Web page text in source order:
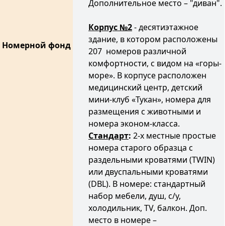
Номерной фонд
Дополнительное место – "диван".
Корпус №2- десятиэтажное
здание, в котором расположены
207 номеров различной
комфортности, с видом на «горы-
море». В корпусе расположен
медицинский центр, детский
мини-клуб «Тукан», номера для
размещения с животными и
номера эконом-класса.
Стандарт: 2-х местные простые
номера старого образца с
раздельными кроватями (TWIN)
или двуспальными кроватями
(DBL). В номере: стандартный
набор мебели, душ, с/у,
холодильник, TV, балкон. Доп.
место в номере –